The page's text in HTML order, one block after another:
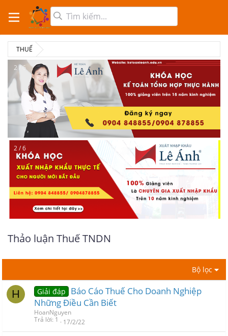
THUẾ
2 / 6
2 / 6
Thảo luận Thuế TNDN
Bộ lọc
H Giải đáp
Báo Cáo Thuế Cho Doanh Nghiệp
Những Điều Cần Biết
HoanNguyen
Trả lời 1 17/2/22